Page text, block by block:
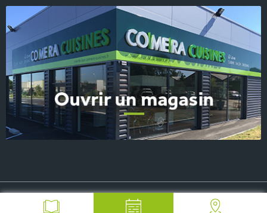
© 2026 COMERA Cuisines, tous droits réservés Plan du site
-FAQ